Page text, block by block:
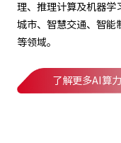
理、推理计算及机器学
城市、智慧交通、智能
等领域。
了解更多AI算